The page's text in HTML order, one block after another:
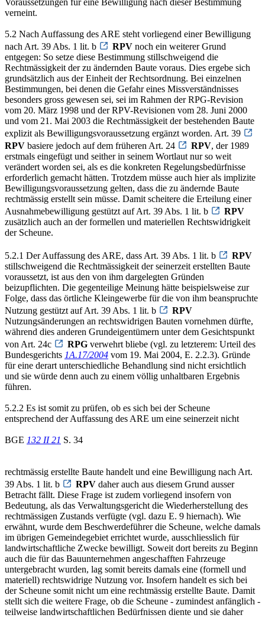
verneint.
5.2 Nach Auffassung des ARE steht vorliegend einer Bewilligung
nach Art. 39 Abs. 1 lit. b
RPV noch ein weiterer Grund
entgegen: So setze diese Bestimmung stillschweigend die
Rechtmässigkeit der zu ändernden Baute voraus. Dies ergebe sich
grundsätzlich aus der Einheit der Rechtsordnung. Bei einzelnen
Bestimmungen, bei denen die Gefahr eines Missverständnisses
besonders gross gewesen sei, sei im Rahmen der RPG-Revision
vom 20. März 1998 und der RPV-Revisionen vom 28. Juni 2000
und vom 21. Mai 2003 die Rechtmässigkeit der bestehenden Baute
explizit als Bewilligungsvoraussetzung ergänzt worden. Art. 39
RPV basiere jedoch auf dem früheren Art. 24 RPV, der 1989
erstmals eingefügt und seither in seinem Wortlaut nur so weit
verändert worden sei, als es die konkreten Regelungsbedürfnisse
erforderlich gemacht hätten. Trotzdem müsse auch hier als implizite
Bewilligungsvoraussetzung gelten, dass die zu ändernde Baute
rechtmässig erstellt sein müsse. Damit scheitere die Erteilung einer
Ausnahmebewilligung gestützt auf Art. 39 Abs. 1 lit. b
RPV
zusätzlich auch an der formellen und materiellen Rechtswidrigkeit
der Scheune.
5.2.1 Der Auffassung des ARE, dass Art. 39 Abs. 1 lit. b
RPV
stillschweigend die Rechtmässigkeit der seinerzeit erstellten Baute
voraussetzt, ist aus den von ihm dargelegten Gründen
beizupflichten. Die gegenteilige Meinung hätte beispielsweise zur
Folge, dass das örtliche Kleingewerbe für die von ihm beanspruchte
Nutzung gestützt auf Art. 39 Abs. 1 lit. b
RPV
Nutzungsänderungen an rechtswidrigen Bauten vornehmen dürfte,
während dies anderen Grundeigentümern unter dem Gesichtspunkt
von Art. 24c
RPG verwehrt bliebe (vgl. zu letzterem: Urteil des
Bundesgerichts 1A.17/2004 vom 19. Mai 2004, E. 2.2.3). Gründe
für eine derart unterschiedliche Behandlung sind nicht ersichtlich
und sie würde denn auch zu einem völlig unhaltbaren Ergebnis
führen.
5.2.2 Es ist somit zu prüfen, ob es sich bei der Scheune
entsprechend der Auffassung des ARE um eine seinerzeit nicht
BGE 132 II 21 S. 34
rechtmässig erstellte Baute handelt und eine Bewilligung nach Art.
39 Abs. 1 lit. b
RPV daher auch aus diesem Grund ausser
Betracht fällt. Diese Frage ist zudem vorliegend insofern von
Bedeutung, als das Verwaltungsgericht die Wiederherstellung des
rechtmässigen Zustands verfügte (vgl. dazu E. 9 hiernach). Wie
erwähnt, wurde dem Beschwerdeführer die Scheune, welche damals
im übrigen Gemeindegebiet errichtet wurde, ausschliesslich für
landwirtschaftliche Zwecke bewilligt. Soweit dort bereits zu Beginn
auch die für das Bauunternehmen angeschafften Fahrzeuge
untergebracht wurden, lag somit bereits damals eine (formell und
materiell) rechtswidrige Nutzung vor. Insofern handelt es sich bei
der Scheune somit nicht um eine rechtmässig erstellte Baute. Damit
stellt sich die weitere Frage, ob die Scheune - zumindest anfänglich -
teilweise landwirtschaftlichen Bedürfnissen diente und sie daher